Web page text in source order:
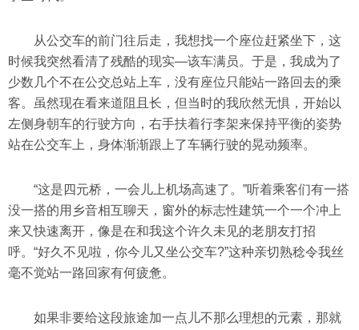
从公交车的前门往后走，我想找一个座位赶紧坐下，这
时候我突然看清了残酷的现实—该车满员。于是，我成为了
少数几个不在公交总站上车，没有座位只能站一路回去的乘
客。虽然现在看来道阻且长，但当时的我欣然无惧，开始以
左侧身朝车的行驶方向，右手扶着行李架来保持平衡的姿势
站在公交车上，身体渐渐跟上了车辆行驶的晃动频率。
“这是四元桥，一会儿上机场高速了。”听着乘客们有一搭
没一搭的用乡音相互聊天，窗外的标志性建筑一个一个冲上
来又快速离开，像是在和我这个许久未见的老朋友打招
呼。“好久不见啦，你今儿又坐公交车?”这种亲切熟稔令我丝
毫不觉站一路回家有何疲惫。
如果非要给这段旅途加一点儿不那么理想的元素，那就